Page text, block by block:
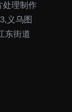
处理制作
义乌图
东街道